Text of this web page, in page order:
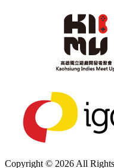
Copyright © 2026 All